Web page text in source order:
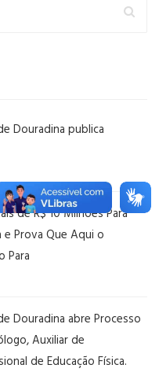
Douradina publica
de R$ 10 Milhões Para
Prova Que Aqui o
Para
Douradina abre Processo
Auxiliar de
de Educação Física.